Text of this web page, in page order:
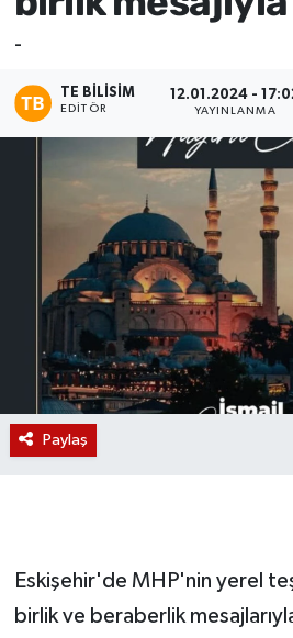
-
TE BILISIM
EDITÖR
12.01.2024 -
YAYINLANMA
Paylaş
Eskişehir'de MHP'nin yerel
birlik ve beraberlik
Eğitim
Magazin
Etkinlikler